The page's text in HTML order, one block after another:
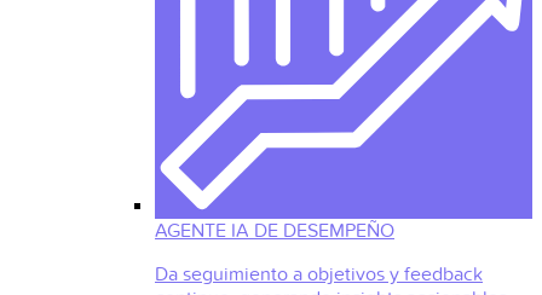
AGENTE IA DE DESEMPEÑO
Da seguimiento a objetivos y feedback